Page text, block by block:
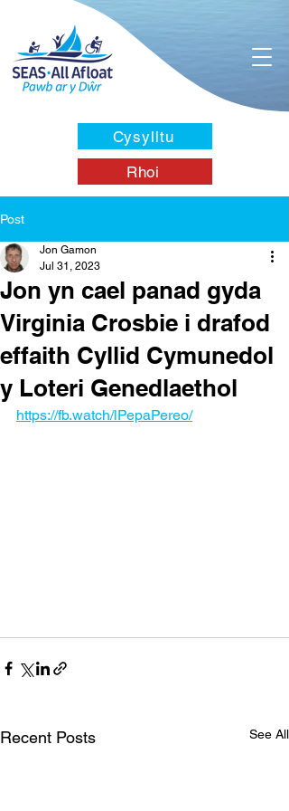
Cysylltu
Rhoi
Post
Jon yn cael panad gyda
Virginia Crosbie i drafod
effaith Cyllid Cymunedol
y Loteri Genedlaethol
Jon Gamon
Jul 31, 2023
https://fb.watch/lPepaPereo/
Recent Posts See All